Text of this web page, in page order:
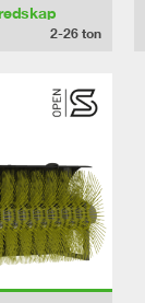
2-26ton